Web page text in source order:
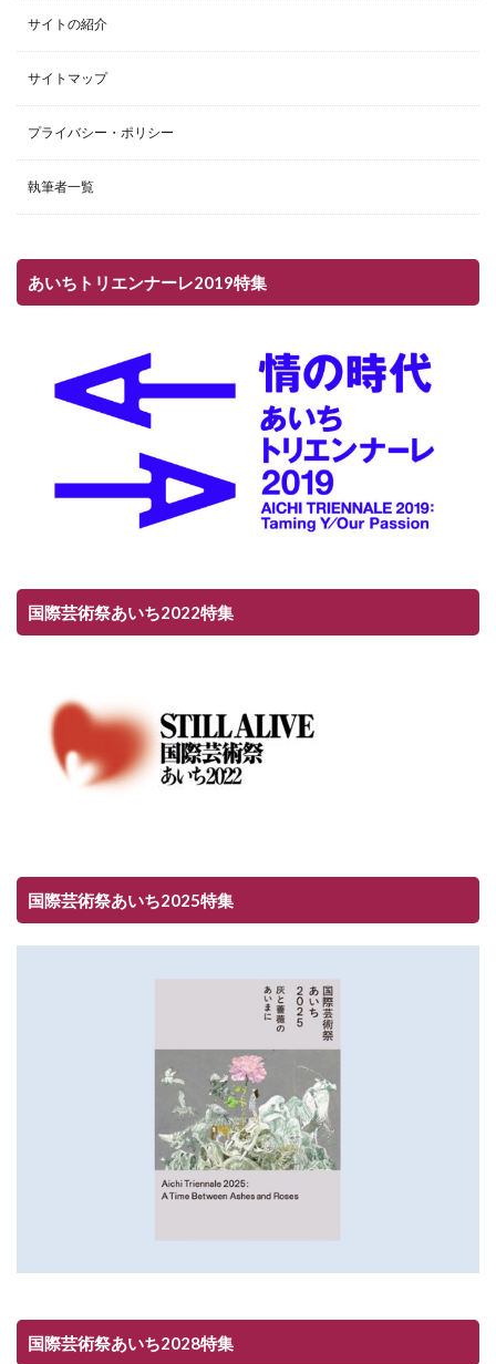
サイトの紹介
サイトマップ
プライバシー・ポリシー
執筆者一覧
あいちトリエンナーレ2019特集
国際芸術祭あいち2022特集
国際芸術祭あいち2025特集
国際芸術祭あいち2028特集